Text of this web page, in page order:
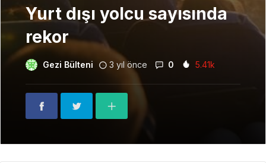
Yurt dışı yolcu sayısında
rekor
Gezi Bülteni 3 yıl önce 0 5.41k